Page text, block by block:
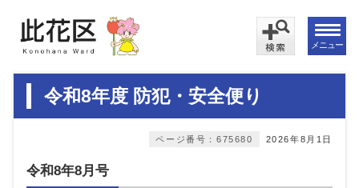
メニュー
令和8年度 防犯・安全便り
2026年8月1日
ページ番号：675680
令和8年8月号